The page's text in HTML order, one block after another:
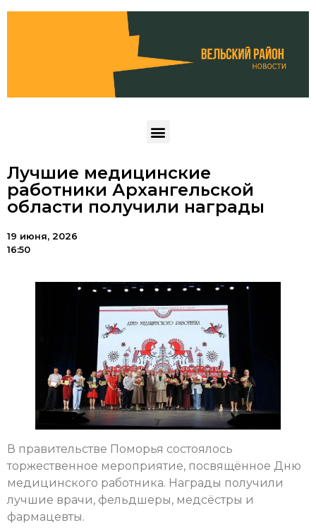
Лучшие медицинские
работники Архангельской
области получили награды
19 июня, 2026
16:50
В правительстве Поморья состоялось
торжественное мероприятие, посвящённое Дню
медицинского работника. Награды получили
лучшие врачи, фельдшеры, медсёстры и
фармацевты.